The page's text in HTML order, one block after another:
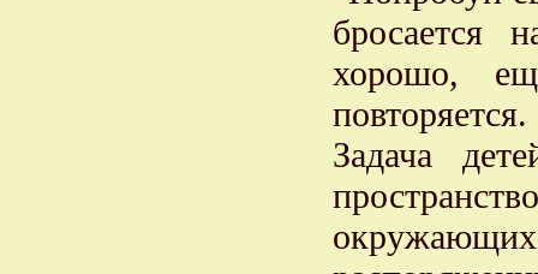
бросается
хорошо,
повторяется.
Задача